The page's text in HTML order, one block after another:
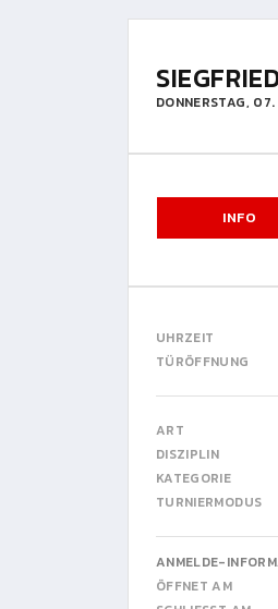
DONNERSTAG,
INFO
UHRZEIT
TÜRÖFFNUNG
ART
DISZIPLIN
KATEGORIE
TURNIERMODUS
ANMELDE-
ÖFFNET AM